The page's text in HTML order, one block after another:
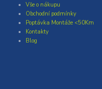
Vše o nákupu
Obchodní podmínky
Poptávka Montáže <50Km
Kontakty
Blog